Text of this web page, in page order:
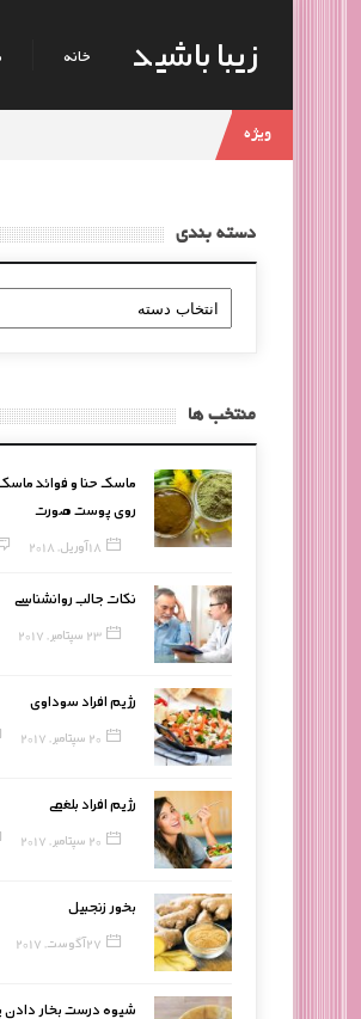
زیبا باشید خانه
ویژه
دسته بندی
دسته
بندی
منتخب ها
ماسک حنا و فوائد ماسک
روی پوست صورت
18 آوریل, 2018
نکات جالب روانشناسی
23 سپتامبر, 2017
رژیم افراد سوداوی
20 سپتامبر, 2017
رژیم افراد بلغمی
20 سپتامبر, 2017
بخور زنجبیل
27 آگوست, 2017
شیوه درست بخار